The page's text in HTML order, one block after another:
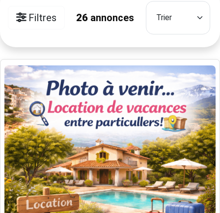
Filtres 26annonces